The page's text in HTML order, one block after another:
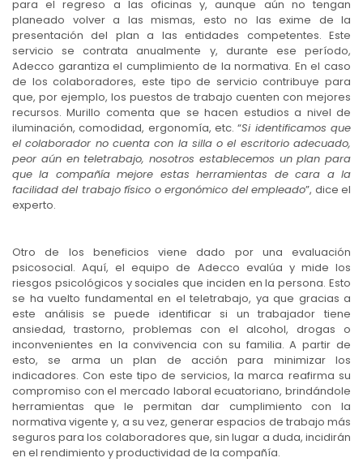
para el regreso a las oficinas y, aunque aún no tengan
planeado volver a las mismas, esto no las exime de la
presentación del plan a las entidades competentes. Este
servicio se contrata anualmente y, durante ese período,
Adecco garantiza el cumplimiento de la normativa. En el caso
de los colaboradores, este tipo de servicio contribuye para
que, por ejemplo, los puestos de trabajo cuenten con mejores
recursos. Murillo comenta que se hacen estudios a nivel de
iluminación, comodidad, ergonomía, etc. “Si identificamos que
el colaborador no cuenta con la silla o el escritorio adecuado,
peor aún en teletrabajo, nosotros establecemos un plan para
que la compañía mejore estas herramientas de cara a la
facilidad del trabajo físico o ergonómico del empleado”, dice el
experto.
Otro de los beneficios viene dado por una evaluación
psicosocial. Aquí, el equipo de Adecco evalúa y mide los
riesgos psicológicos y sociales que inciden en la persona. Esto
se ha vuelto fundamental en el teletrabajo, ya que gracias a
este análisis se puede identificar si un trabajador tiene
ansiedad, trastorno, problemas con el alcohol, drogas o
inconvenientes en la convivencia con su familia. A partir de
esto, se arma un plan de acción para minimizar los
indicadores. Con este tipo de servicios, la marca reafirma su
compromiso con el mercado laboral ecuatoriano, brindándole
herramientas que le permitan dar cumplimiento con la
normativa vigente y, a su vez, generar espacios de trabajo más
seguros para los colaboradores que, sin lugar a duda, incidirán
en el rendimiento y productividad de la compañía.